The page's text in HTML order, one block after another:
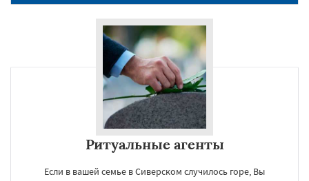
Ритуальные агенты
Если в вашей семье в Сиверском случилось горе, Вы